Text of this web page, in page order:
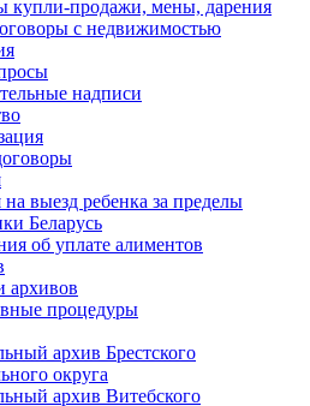
купли-продажи, мены, дарения
с недвижимостью
надписи
на выезд ребенка за пределы
Беларусь
об уплате алиментов
архивов
процедуры
архив Брестского
округа
архив Витебского